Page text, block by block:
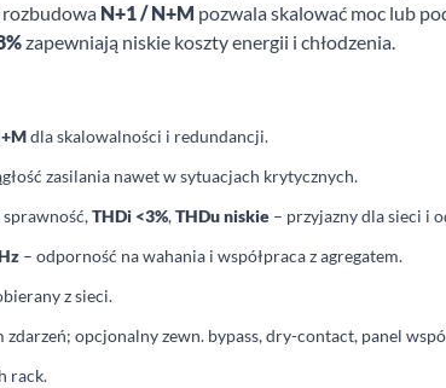
rozbudowa N+1 / N+M pozwala skalować moc lub
zapewniają niskie koszty energii i chłodzenia.
dla skalowalności i redundancji.
zasilania nawet w sytuacjach krytycznych.
sprawność,THDi <3%,THDu niskie – przyjazny dla sieci i
– odporność na wahania i współpraca z agregatem.
z sieci.
zdarzeń; opcjonalny zewn. bypass, dry-contact, panel
rack.